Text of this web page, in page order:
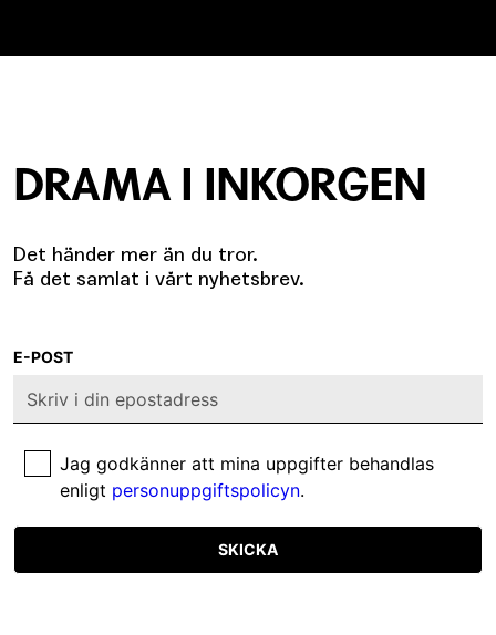
DRAMA I INKORGEN
Det händer mer än du tror.
Få det samlat i vårt nyhetsbrev.
E-POST
Jag godkänner att mina uppgifter behandlas
enligt personuppgiftspolicyn.
SKICKA